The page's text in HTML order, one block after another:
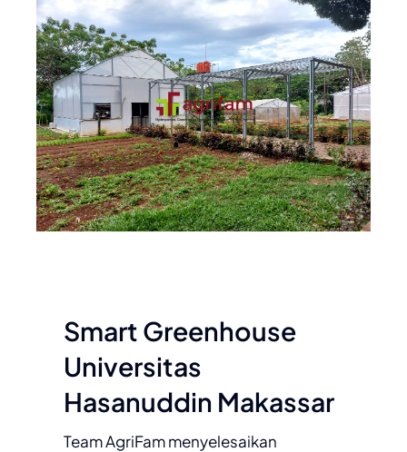
Smart Greenhouse
Universitas
Hasanuddin Makassar
Team AgriFam menyelesaikan